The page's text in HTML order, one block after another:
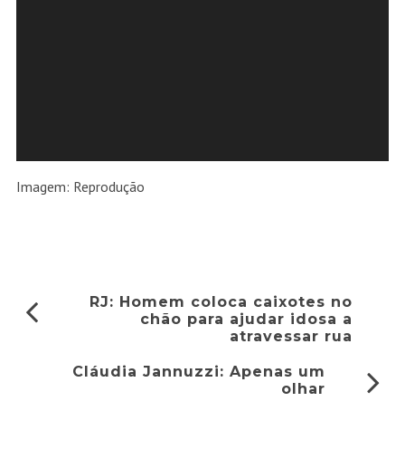
Imagem: Reprodução
RJ: Homem coloca caixotes no
chão para ajudar idosa a
atravessar rua
Cláudia Jannuzzi: Apenas um
olhar